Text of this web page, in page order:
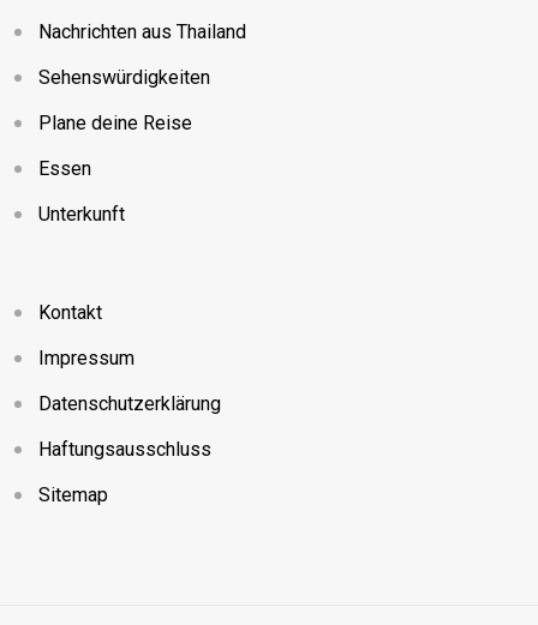
Nachrichten aus Thailand
Sehenswürdigkeiten
Plane deine Reise
Essen
Unterkunft
Kontakt
Impressum
Datenschutzerklärung
Haftungsausschluss
Sitemap